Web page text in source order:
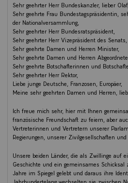
Sehr geehrter Herr Bundeskanzler, lieber Olaf,
Sehr geehrte Frau Bundestagspräsidentin,
der Nationalversammlung,
Sehr geehrter Herr Bundesratspräsident,
Sehr geehrter Herr Vizepräsident des Senats,
Sehr geehrte Damen und Herren Minister,
Sehr geehrte Damen und Herren Abgeordnete,
Sehr geehrte Botschafterinnen und
Sehr geehrter Herr Rektor,
Liebe junge Deutsche, Franzosen, Europäer,
Meine sehr geehrten Damen und Herren,
Ich freue mich sehr, hier mit Ihnen
französische Freundschaft zu feiern, aber
Vertreterinnen und Vertretern unserer
Regierungen, unserer Zivilgesellschaften und
Unsere beiden Länder, die als Zwillinge auf
Geschichte und ein gemeinsames Schicksal
Jahre im Spiegel gelebt und daraus ihre
Jahrhundertelang wechselten sie zwischen